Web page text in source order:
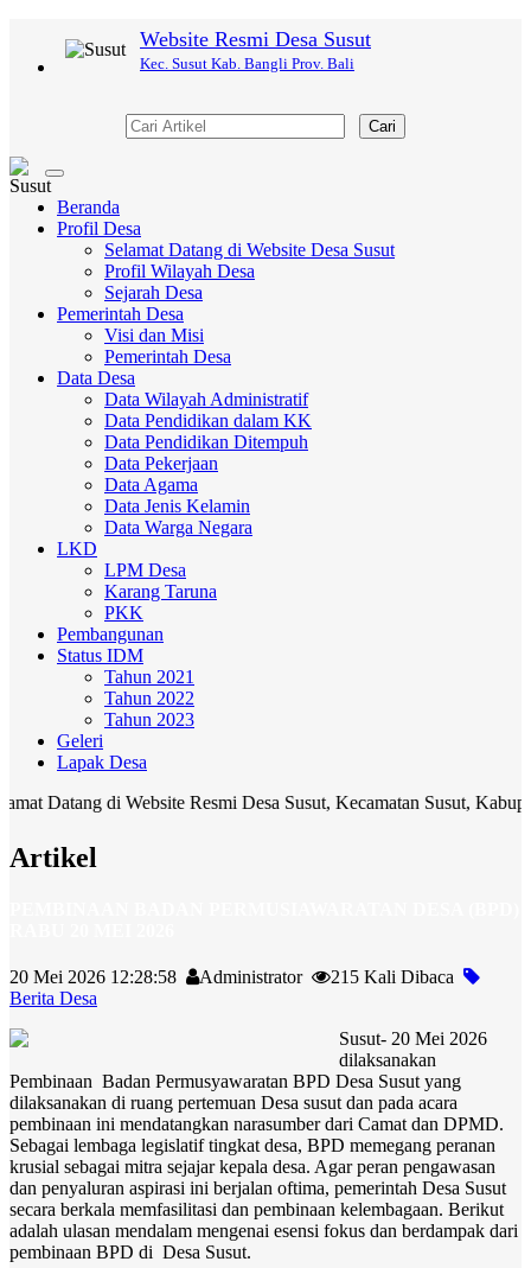
Website Resmi Desa Susut
Kec. Susut Kab. Bangli Prov. Bali
Cari
Toggle
navigation
Beranda
Profil Desa
Selamat Datang di Website Desa Susut
Profil Wilayah Desa
Sejarah Desa
Pemerintah Desa
Visi dan Misi
Pemerintah Desa
Data Desa
Data Wilayah Administratif
Data Pendidikan dalam KK
Data Pendidikan Ditempuh
Data Pekerjaan
Data Agama
Data Jenis Kelamin
Data Warga Negara
LKD
LPM Desa
Karang Taruna
PKK
Pembangunan
Status IDM
Tahun 2021
Tahun 2022
Tahun 2023
Geleri
Lapak Desa
di Website Resmi Desa Susut, Kecamatan Susut, Kabupaten
Artikel
20 Mei 2026 12:28:58 Administrator
215 Kali Dibaca
Berita Desa
Susut- 20 Mei 2026
dilaksanakan
Pembinaan Badan Permusyawaratan BPD Desa Susut yang
dilaksanakan di ruang pertemuan Desa susut dan pada acara
pembinaan ini mendatangkan narasumber dari Camat dan DPMD.
Sebagai lembaga legislatif tingkat desa, BPD memegang peranan
krusial sebagai mitra sejajar kepala desa. Agar peran pengawasan
dan penyaluran aspirasi ini berjalan oftima, pemerintah Desa Susut
secara berkala memfasilitasi dan pembinaan kelembagaan. Berikut
adalah ulasan mendalam mengenai esensi fokus dan berdampak dari
pembinaan BPD di Desa Susut.